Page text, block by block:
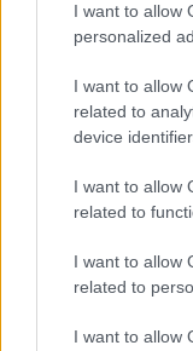
I want to allow
personalized
I want to allow
related to
device
I want to allow
related to
I want to allow
related to
I want to allow
Megjelent az